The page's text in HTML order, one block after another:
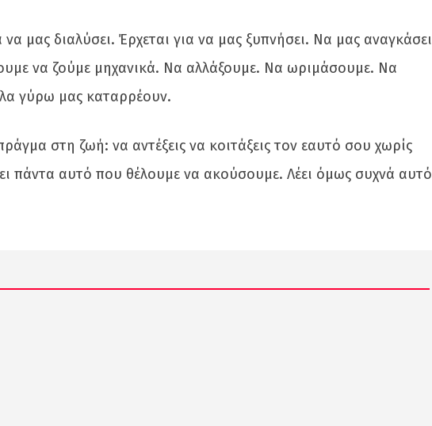
μας διαλύσει. Έρχεται για να μας ξυπνήσει. Να μας αναγκάσει
να ζούμε μηχανικά. Να αλλάξουμε. Να ωριμάσουμε. Να
γύρω μας καταρρέουν.
στη ζωή: να αντέξεις να κοιτάξεις τον εαυτό σου χωρίς
πάντα αυτό που θέλουμε να ακούσουμε. Λέει όμως συχνά αυτό